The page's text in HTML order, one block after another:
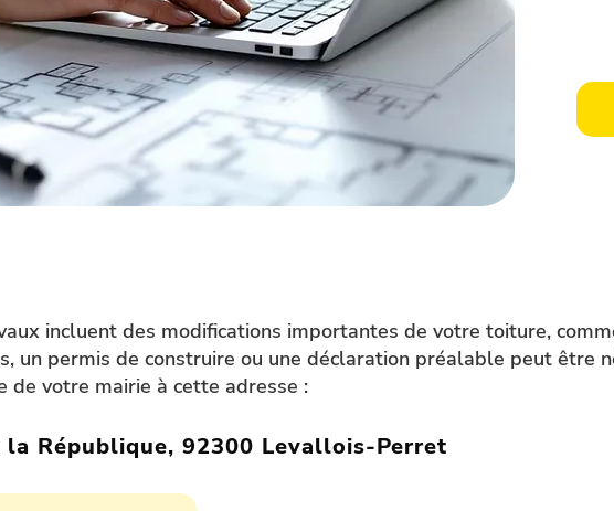
incluent des modifications importantes de votre toiture,
un permis de construire ou une déclaration préalable peut être
de votre mairie à cette adresse :
la République, 92300 Levallois-Perret